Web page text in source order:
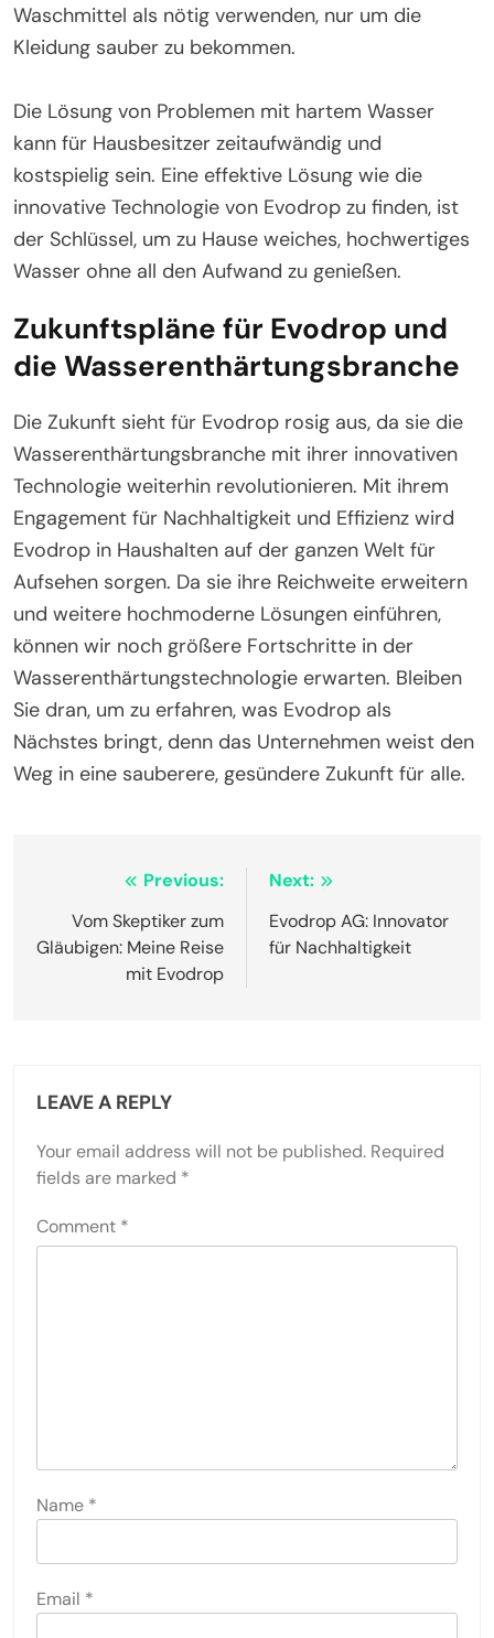
Waschmittel als nötig verwenden, nur um die
Kleidung sauber zu bekommen.
Die Lösung von Problemen mit hartem Wasser
kann für Hausbesitzer zeitaufwändig und
kostspielig sein. Eine effektive Lösung wie die
innovative Technologie von Evodrop zu finden, ist
der Schlüssel, um zu Hause weiches, hochwertiges
Wasser ohne all den Aufwand zu genießen.
Zukunftspläne für Evodrop und
die Wasserenthärtungsbranche
Die Zukunft sieht für Evodrop rosig aus, da sie die
Wasserenthärtungsbranche mit ihrer innovativen
Technologie weiterhin revolutionieren. Mit ihrem
Engagement für Nachhaltigkeit und Effizienz wird
Evodrop in Haushalten auf der ganzen Welt für
Aufsehen sorgen. Da sie ihre Reichweite erweitern
und weitere hochmoderne Lösungen einführen,
können wir noch größere Fortschritte in der
Wasserenthärtungstechnologie erwarten. Bleiben
Sie dran, um zu erfahren, was Evodrop als
Nächstes bringt, denn das Unternehmen weist den
Weg in eine sauberere, gesündere Zukunft für alle.
navigation
Previous:
Vom Skeptiker zum
Gläubigen: Meine Reise
mit Evodrop
Next:
Evodrop AG: Innovator
für Nachhaltigkeit
LEAVE A REPLY
Your email address will not be published. Required
fields are marked *
Comment *
Name *
Email *